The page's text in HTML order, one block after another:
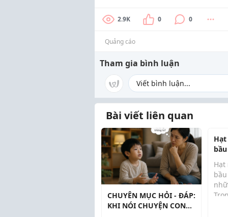
2.9K 0 0
Quảng cáo
Tham gia bình luận
Bài viết liên quan
CHUYÊN MỤC HỎI - ĐÁP:
KHI NÓI CHUYỆN CON
Hạt